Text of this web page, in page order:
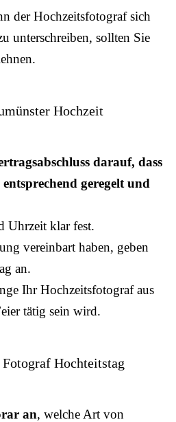
der Hochzeitsfotograf sich
unterschreiben, sollten Sie
darauf, dass
geregelt und
Uhrzeit klar fest.
vereinbart haben, geben
an.
Ihr Hochzeitsfotograf aus
tätig sein wird.
an, welche Art von